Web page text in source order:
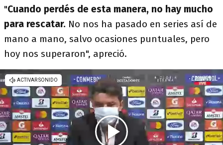
"Cuando perdés de esta manera, no hay mucho
para rescatar. No nos ha pasado en series así de
mano a mano, salvo ocasiones puntuales, pero
hoy nos superaron", apreció.